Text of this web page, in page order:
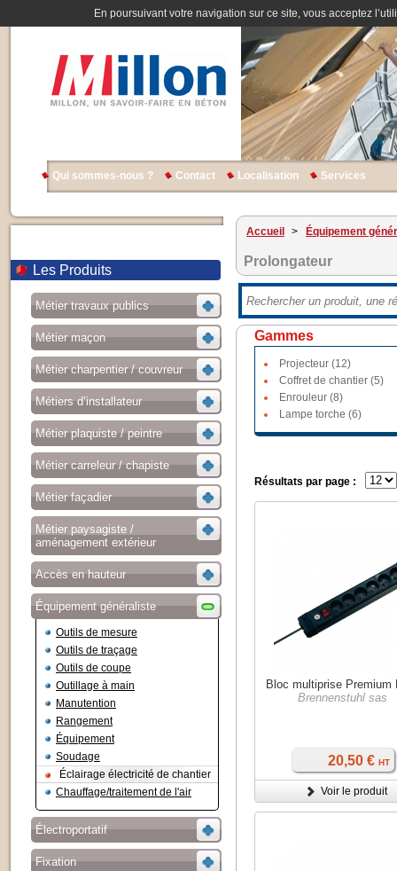
En poursuivant votre navigation sur ce site, vous acceptez
Qui sommes-nous ? Contact Localisation Services
Les Produits
Métier travaux publics
Métier maçon
Métier charpentier / couvreur
Métiers d’installateur
Métier plaquiste / peintre
Métier carreleur / chapiste
Métier façadier
Métier paysagiste /
aménagement extérieur
Accès en hauteur
Équipement généraliste
Outils de mesure
Outils de traçage
Outils de coupe
Outillage à main
Manutention
Rangement
Équipement
Soudage
Éclairage électricité de chantier
Chauffage/traitement de l'air
Électroportatif
Fixation
Accueil > Équipement
Prolongateur
Gammes
Projecteur (12)
Coffret de chantier (5)
Enrouleur (8)
Lampe torche (6)
Résultats par page :
Bloc multiprise Premium
Brennenstuhl sas
20,50 € HT
Voir le produit